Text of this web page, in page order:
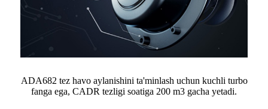
ADA682 tez havo aylanishini ta'minlash uchun kuchli turbo
fanga ega, CADR tezligi soatiga 200 m3 gacha yetadi.